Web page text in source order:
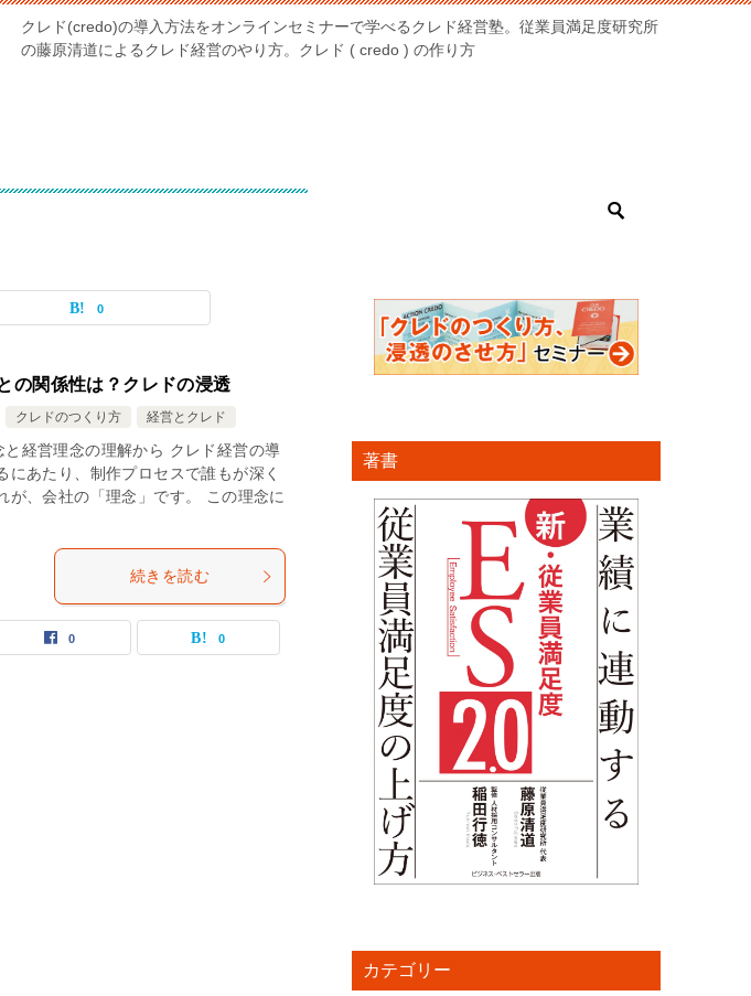
クレド(credo)の導入方法をオンラインセミナーで学べるクレド経営塾。従業員満足度研究所
の藤原清道によるクレド経営のやり方。クレド ( credo ) の作り方
0
の関係性は？クレドの浸透
クレドのつくり方 経営とクレド
経営理念の理解から クレド経営の導
あたり、制作プロセスで誰もが深く
、会社の「理念」です。 この理念に
続きを読む
0 0
著書
カテゴリー